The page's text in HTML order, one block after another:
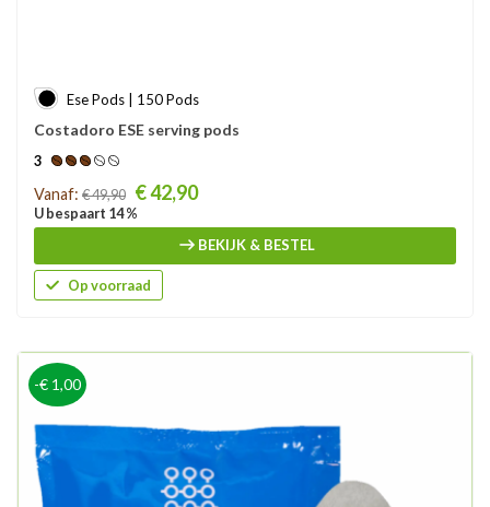
Ese Pods | 150 Pods
Costadoro ESE serving pods
3
Prijs
Vanaf: € 49,90 € 42,90
U bespaart 14 %
BEKIJK & BESTEL
Op voorraad
-€ 1,00